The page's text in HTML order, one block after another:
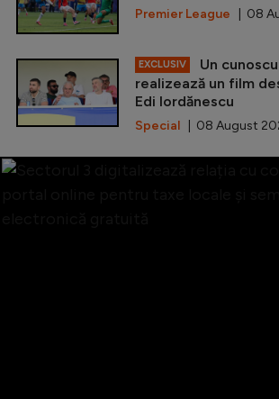
Premier League | 08
EXCLUSIV
Un
realizează un film
Edi Iordănescu
Special | 08 August